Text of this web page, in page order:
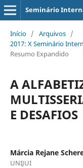
Seminário
Início / Arquivos /
2017: X Seminário
Resumo Expandido
A
E DESAFIOS
Márcia Rejane
UNIJUI